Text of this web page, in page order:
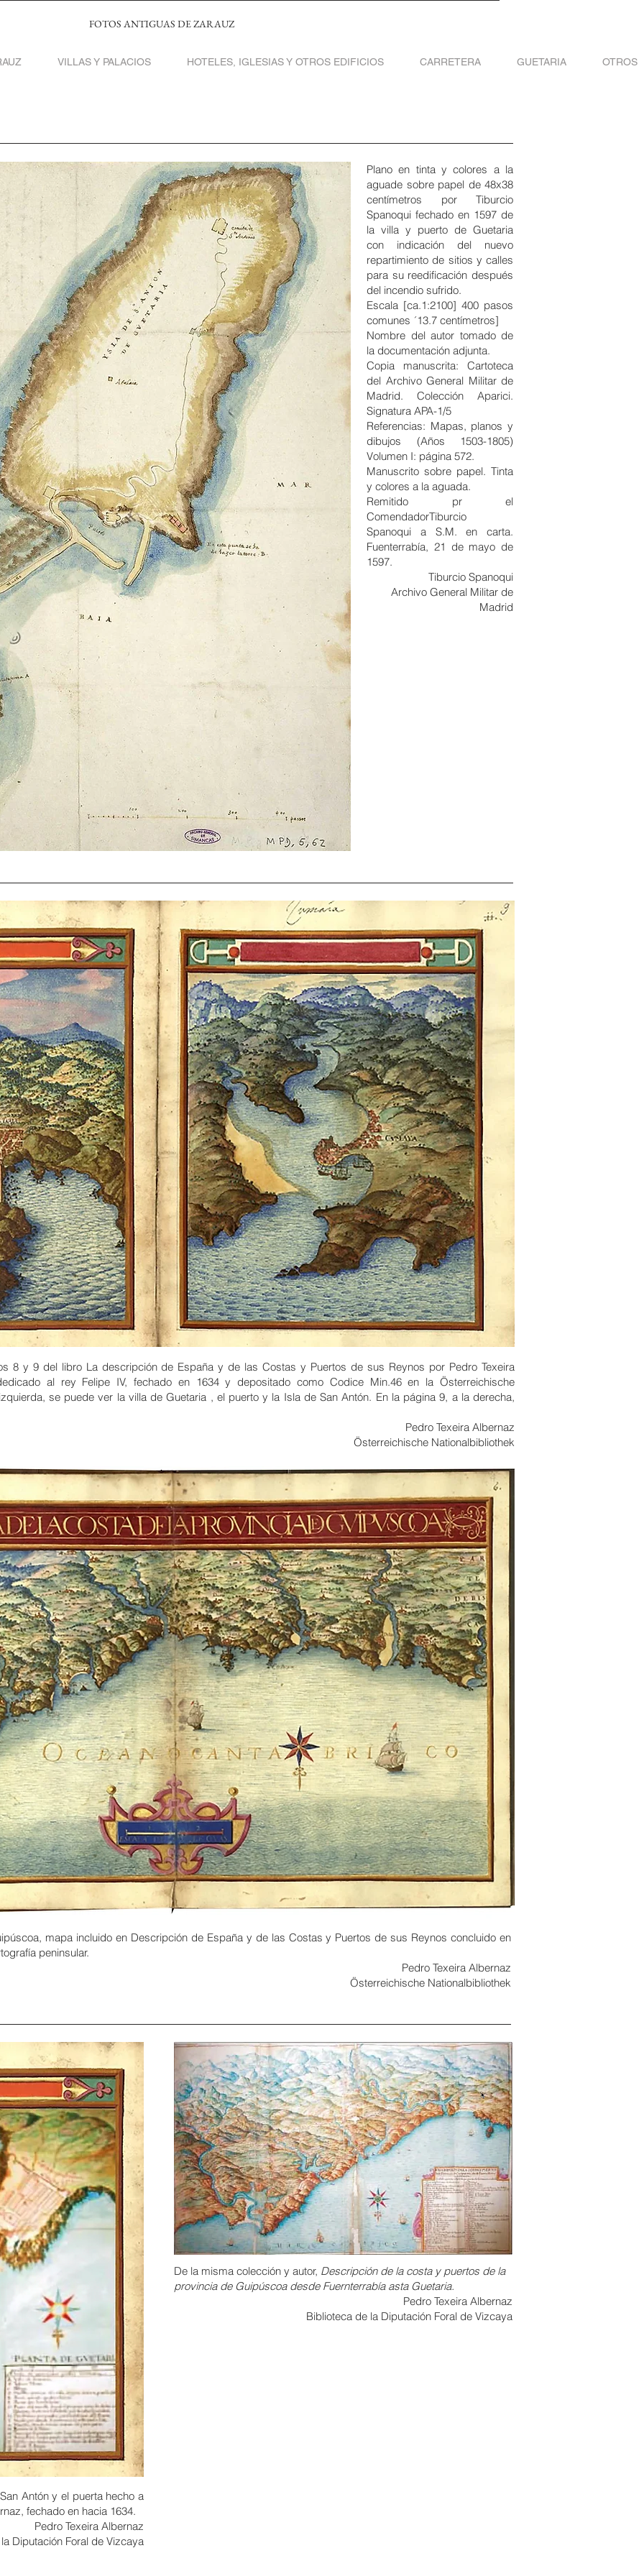
VILLAS Y PALACIOS HOTELES, IGLESIAS Y OTROS EDIFICIOS CARRETERA GUETARIA OTROS
FOTOS ANTIGUAS DE ZARAUZ
Plano en tinta y colores a la
aguade sobre papel de 48x38
centímetros por Tiburcio
Spanoqui fechado en 1597 de
la villa y puerto de Guetaria
con indicación del nuevo
repartimiento de sitios y calles
para su reedificación después
del incendio sufrido.
Escala [ca.1:2100] 400 pasos
comunes ´13.7 centímetros]
Nombre del autor tomado de
la documentación adjunta.
Copia manuscrita: Cartoteca
del Archivo General Militar de
Madrid. Colección Aparici.
Signatura APA-1/5
Referencias: Mapas, planos y
dibujos (Años 1503-1805)
Volumen I: página 572.
Manuscrito sobre papel. Tinta
y colores a la aguada.
Remitido pr el
ComendadorTiburcio
Spanoqui a S.M. en carta.
Fuenterrabía, 21 de mayo de
1597.
Tiburcio Spanoqui
Archivo General Militar de
Madrid
8 y 9 del libro La descripción de España y de las Costas y Puertos de sus Reynos por Pedro Texeira
al rey Felipe IV, fechado en 1634 y depositado como Codice Min.46 en la Österreichische
se puede ver la villa de Guetaria , el puerto y la Isla de San Antón. En la página 9, a la derecha,
Pedro Texeira Albernaz
Österreichische Nationalbibliothek
mapa incluido en Descripción de España y de las Costas y Puertos de sus Reynos concluido en
peninsular.
Pedro Texeira Albernaz
Österreichische Nationalbibliothek
De la misma colección y autor, Descripción de la costa y puertos de la
provincia de Guipúscoa desde Fuernterrabía asta Guetaria.
Pedro Texeira Albernaz
Biblioteca de la Diputación Foral de Vizcaya
Antón y el puerta hecho a
fechado en hacia 1634.
Pedro Texeira Albernaz
Diputación Foral de Vizcaya